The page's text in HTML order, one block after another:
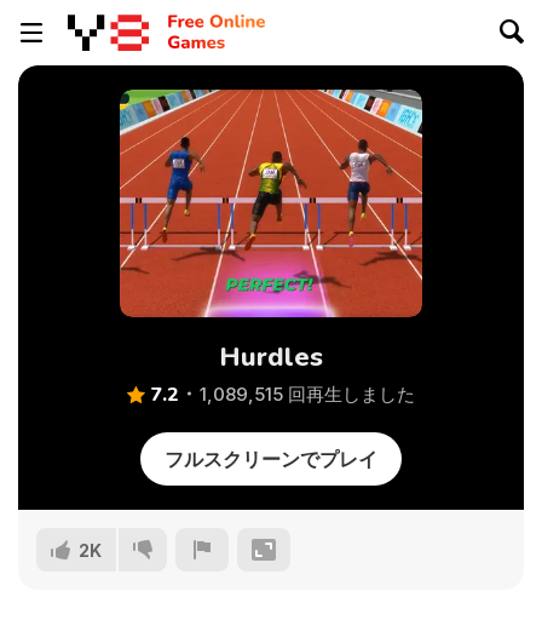
Hurdles
7.2 1,089,515 回再生しました
フルスクリーンでプレイ
2K